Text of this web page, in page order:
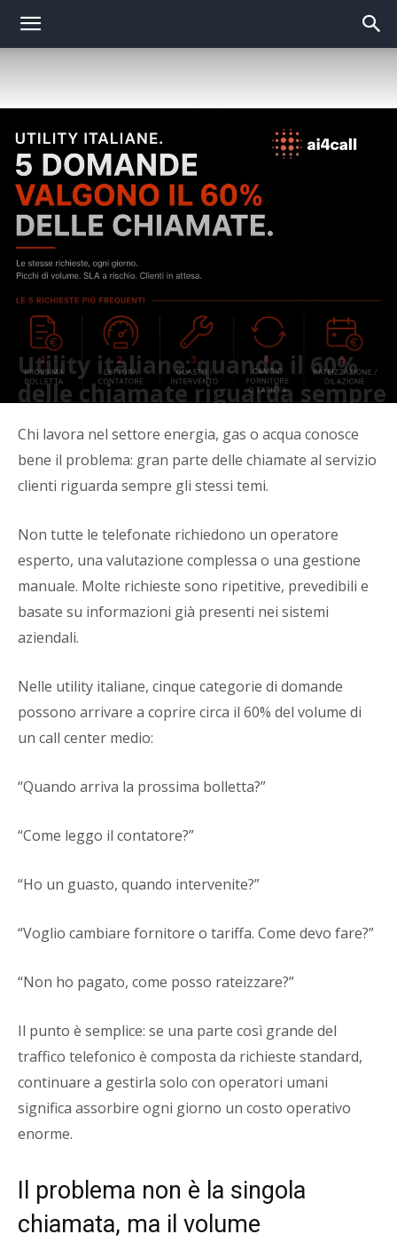
Utility italiane: quando il 60%
delle chiamate riguarda sempre
le stesse 5 domande
Chi lavora nel settore energia, gas o acqua conosce
bene il problema: gran parte delle chiamate al servizio
clienti riguarda sempre gli stessi temi.
Non tutte le telefonate richiedono un operatore
esperto, una valutazione complessa o una gestione
manuale. Molte richieste sono ripetitive, prevedibili e
basate su informazioni già presenti nei sistemi
aziendali.
Nelle utility italiane, cinque categorie di domande
possono arrivare a coprire circa il 60% del volume di
un call center medio:
“Quando arriva la prossima bolletta?”
“Come leggo il contatore?”
“Ho un guasto, quando intervenite?”
“Voglio cambiare fornitore o tariffa. Come devo fare?”
“Non ho pagato, come posso rateizzare?”
Il punto è semplice: se una parte così grande del
traffico telefonico è composta da richieste standard,
continuare a gestirla solo con operatori umani
significa assorbire ogni giorno un costo operativo
enorme.
Il problema non è la singola
chiamata, ma il volume